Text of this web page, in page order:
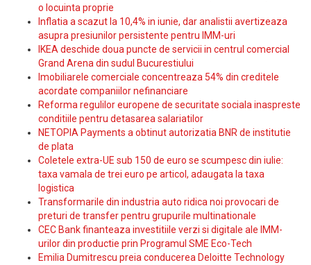
o locuinta proprie
Inflatia a scazut la 10,4% in iunie, dar analistii avertizeaza
asupra presiunilor persistente pentru IMM-uri
IKEA deschide doua puncte de servicii in centrul comercial
Grand Arena din sudul Bucurestiului
Imobiliarele comerciale concentreaza 54% din creditele
acordate companiilor nefinanciare
Reforma regulilor europene de securitate sociala inaspreste
conditiile pentru detasarea salariatilor
NETOPIA Payments a obtinut autorizatia BNR de institutie
de plata
Coletele extra-UE sub 150 de euro se scumpesc din iulie:
taxa vamala de trei euro pe articol, adaugata la taxa
logistica
Transformarile din industria auto ridica noi provocari de
preturi de transfer pentru grupurile multinationale
CEC Bank finanteaza investitiile verzi si digitale ale IMM-
urilor din productie prin Programul SME Eco-Tech
Emilia Dumitrescu preia conducerea Deloitte Technology